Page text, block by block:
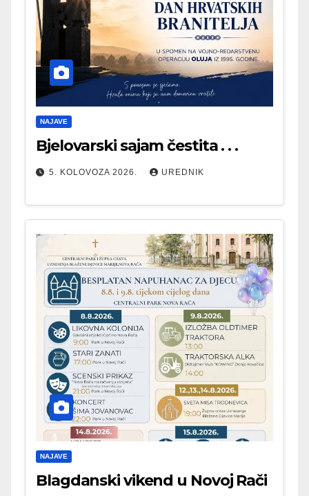
NAJAVE
Bjelovarski sajam čestita . . .
5. KOLOVOZA 2026. UREDNIK
NAJAVE
Blagdanski vikend u Novoj Rači